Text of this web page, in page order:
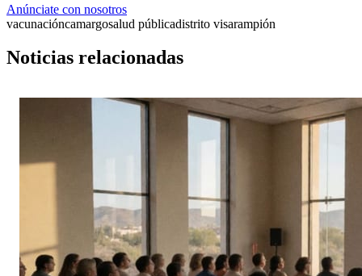
Anúnciate con nosotros
vacunacióncamargosalud públicadistrito visarampión
Noticias relacionadas